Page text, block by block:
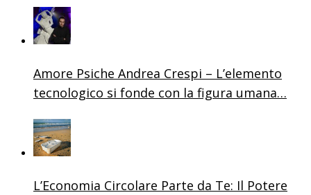
Amore Psiche Andrea Crespi – L’elemento
tecnologico si fonde con la figura umana…
L’Economia Circolare Parte da Te: Il Potere